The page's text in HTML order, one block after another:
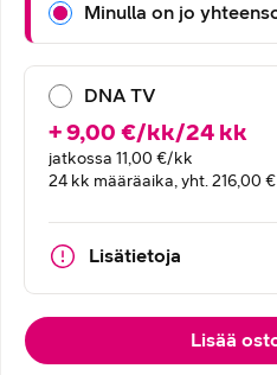
Minulla on jo
DNA TV
+9,00 €/kk/24 kk
jatkossa 11,00 €/kk
24 kk määräaika, yht. 216,00 €
Lisätietoja
Lisää